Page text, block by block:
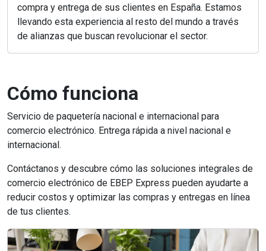
compra y entrega de sus clientes en España. Estamos
llevando esta experiencia al resto del mundo a través
de alianzas que buscan revolucionar el sector.
Cómo funciona
Servicio de paquetería nacional e internacional para
comercio electrónico. Entrega rápida a nivel nacional e
internacional.
Contáctanos y descubre cómo las soluciones integrales de
comercio electrónico de EBEP Express pueden ayudarte a
reducir costos y optimizar las compras y entregas en línea
de tus clientes.